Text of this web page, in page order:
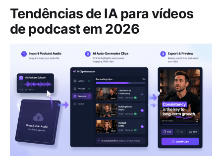
Tendências de IA para vídeos
de podcast em 2026